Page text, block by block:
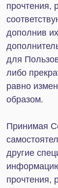
возможностям и
исключением
прямо
соглашением с
3.1.
осуществлять
оформления
своему